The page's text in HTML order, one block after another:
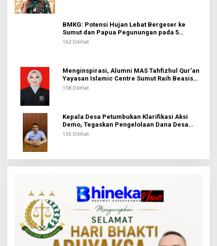
BMKG: Potensi Hujan Lebat Bergeser ke
Sumut dan Papua Pegunungan pada 5
Agustus
162 Dilihat
Menginspirasi, Alumni MAS Tahfizhul Qur’an
Yayasan Islamic Centre Sumut Raih Beasiswa
BIB Kemenag
158 Dilihat
Kepala Desa Petumbukan Klarifikasi Aksi
Demo, Tegaskan Pengelolaan Dana Desa
Sesuai Aturan
155 Dilihat